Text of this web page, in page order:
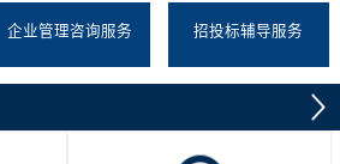
企业管理咨询服务 招投标辅导服务